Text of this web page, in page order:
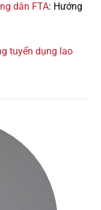
dân FTA: Hướng
tuyển dụng lao